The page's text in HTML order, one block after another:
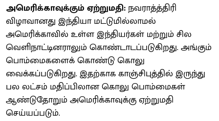
அமெரிக்காவுக்கும் ஏற்றுமதி:நவராத்த்திரி
விழாவானது இந்தியா மட்டுமில்லாமல்
அமெரிக்காவில் உள்ள இந்தியர்கள் மற்றும் சில
வெளிநாட்டினராலும் கொண்டாடப்படுகிறது. அங்கும்
பொம்மைகளைக் கொண்டு கொலு
வைக்கப்படுகிறது. இதற்காக காஞ்சிபுத்தில் இருந்து
பல லட்சம் மதிப்பிலான கொலு பொம்மைகள்
ஆண்டுதோறும் அமெரிக்காவுக்கு ஏற்றுமதி
செய்யப்படும்.